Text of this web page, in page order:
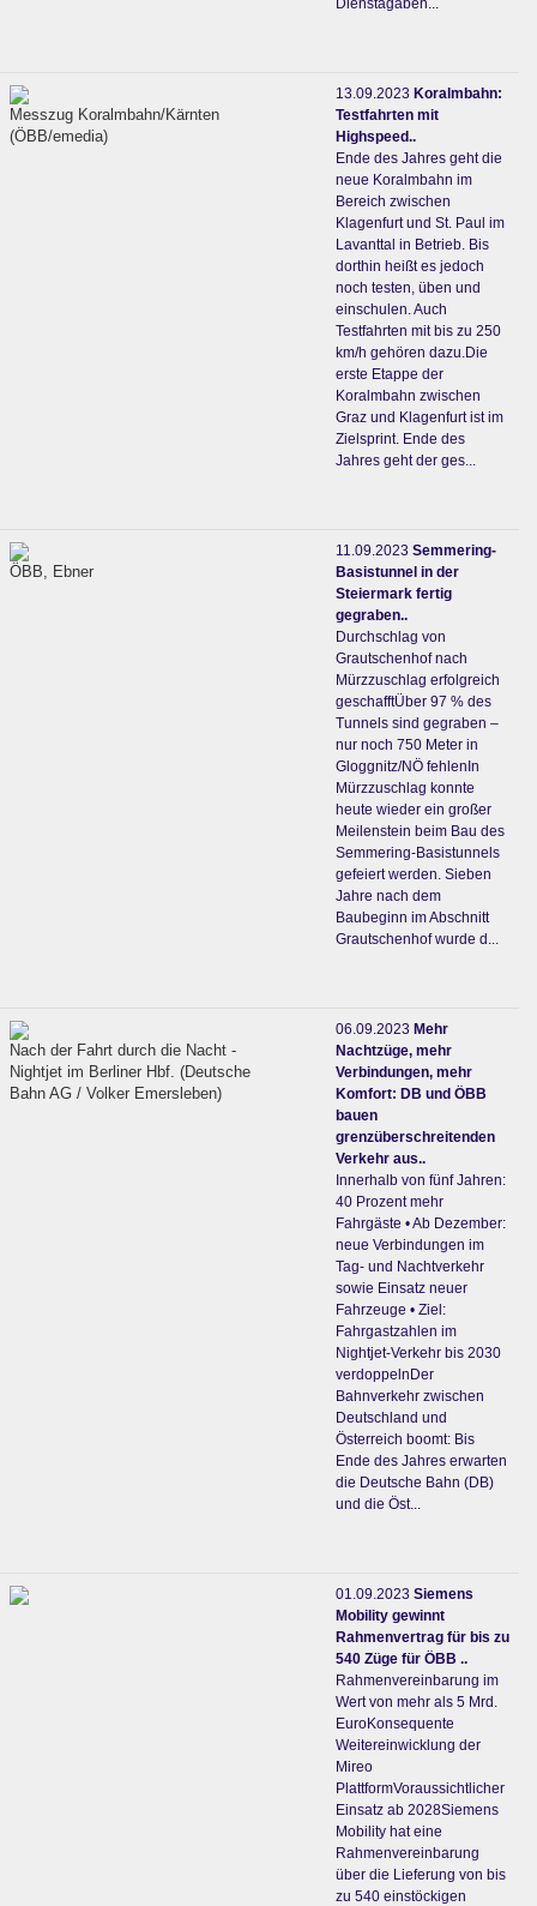
Dienstagaben...
Messzug Koralmbahn/Kärnten
(ÖBB/emedia)
13.09.2023 Koralmbahn:
Testfahrten mit
Highspeed..
Ende des Jahres geht die
neue Koralmbahn im
Bereich zwischen
Klagenfurt und St. Paul im
Lavanttal in Betrieb. Bis
dorthin heißt es jedoch
noch testen, üben und
einschulen. Auch
Testfahrten mit bis zu 250
km/h gehören dazu.Die
erste Etappe der
Koralmbahn zwischen
Graz und Klagenfurt ist im
Zielsprint. Ende des
Jahres geht der ges...
ÖBB, Ebner
11.09.2023 Semmering-
Basistunnel in der
Steiermark fertig
gegraben..
Durchschlag von
Grautschenhof nach
Mürzzuschlag erfolgreich
geschafftÜber 97 % des
Tunnels sind gegraben –
nur noch 750 Meter in
Gloggnitz/NÖ fehlenIn
Mürzzuschlag konnte
heute wieder ein großer
Meilenstein beim Bau des
Semmering-Basistunnels
gefeiert werden. Sieben
Jahre nach dem
Baubeginn im Abschnitt
Grautschenhof wurde d...
Nach der Fahrt durch die Nacht -
Nightjet im Berliner Hbf. (Deutsche
Bahn AG / Volker Emersleben)
06.09.2023 Mehr
Nachtzüge, mehr
Verbindungen, mehr
Komfort: DB und ÖBB
bauen
grenzüberschreitenden
Verkehr aus..
Innerhalb von fünf Jahren:
40 Prozent mehr
Fahrgäste • Ab Dezember:
neue Verbindungen im
Tag- und Nachtverkehr
sowie Einsatz neuer
Fahrzeuge • Ziel:
Fahrgastzahlen im
Nightjet-Verkehr bis 2030
verdoppelnDer
Bahnverkehr zwischen
Deutschland und
Österreich boomt: Bis
Ende des Jahres erwarten
die Deutsche Bahn (DB)
und die Öst...
01.09.2023 Siemens
Mobility gewinnt
Rahmenvertrag für bis zu
540 Züge für ÖBB ..
Rahmenvereinbarung im
Wert von mehr als 5 Mrd.
EuroKonsequente
Weitereinwicklung der
Mireo
PlattformVoraussichtlicher
Einsatz ab 2028Siemens
Mobility hat eine
Rahmenvereinbarung
über die Lieferung von bis
zu 540 einstöckigen